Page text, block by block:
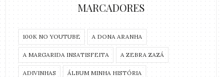
MARCADORES
100K NO YOUTUBE A DONA ARANHA
A MARGARIDA INSATISFEITA A ZEBRA ZAZÁ
ADIVINHAS ÁLBUM MINHA HISTÓRIA